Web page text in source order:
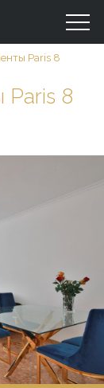
Paris 8
Paris 8